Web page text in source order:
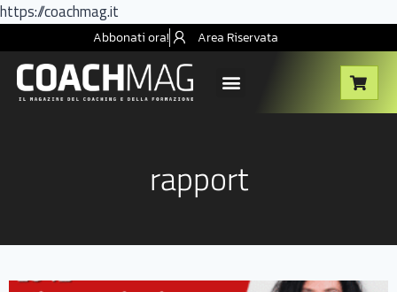
https://coachmag.it
Abbonati ora! Area Riservata
rapport